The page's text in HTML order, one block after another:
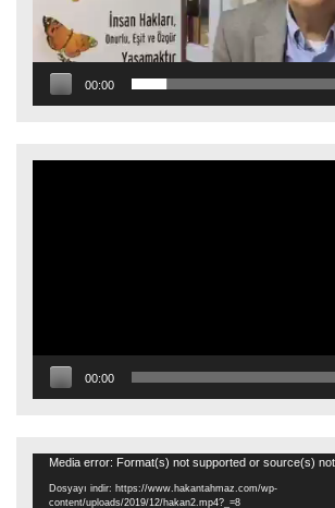
00:00
00:00
Video
oynatıcı
Media error: Format(s) not supported or source(s)
Dosyayı indir: https://www.hakantahmaz.com/wp-
content/uploads/2019/12/hakan2.mp4?_=8